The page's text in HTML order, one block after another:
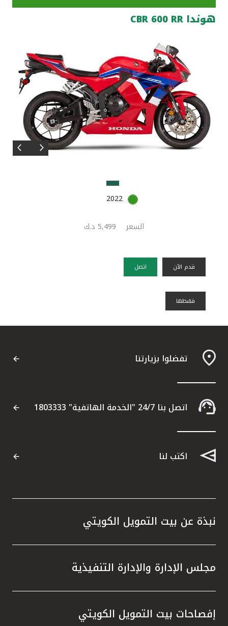
مواقع الفروع وأجهزة الصرف الآلي
ألمانيا
تركيا
ماليزيا
مصر
هوندا CBR 600 RR
2022
السعر
قدم الآن اتصل
قسًطها
تفضلوا بزيارتنا
اتصل بنا 24/7 "الخدمة الهاتفية" 1803333
اكتب لنا
نبذة عن بيت التمويل الكويتي
مجلس الإدارة والإدارة التنفيذية
إفصاحات بيت التمويل الكويتي